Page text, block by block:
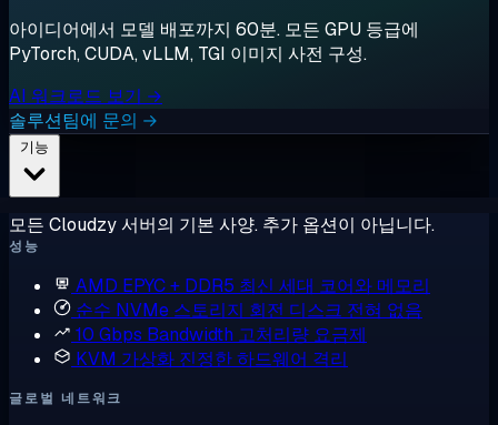
아이디어에서 모델 배포까지 60분. 모든 GPU 등급에
PyTorch, CUDA, vLLM, TGI 이미지 사전 구성.
AI 워크로드 보기 →
솔루션팀에 문의 →
모든 Cloudzy 서버의 기본 사양. 추가 옵션이 아닙니다.
성능
AMD EPYC + DDR5 최신 세대 코어와 메모리
순수 NVMe 스토리지 회전 디스크 전혀 없음
10 Gbps Bandwidth 고처리량 요금제
KVM 가상화 진정한 하드웨어 격리
글로벌 네트워크